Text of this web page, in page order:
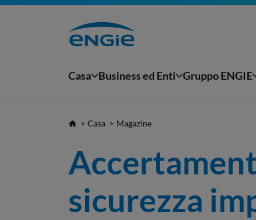
Casa Business ed Enti Gruppo ENGIE
Casa Magazine
sicurezza